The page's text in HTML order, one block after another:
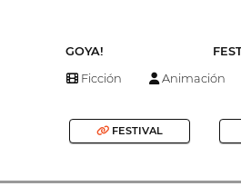
GOYA!
Ficción Animación
FESTIVAL